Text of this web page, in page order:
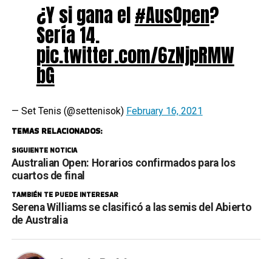
¿Y si gana el#AusOpen?
Sería 14.
pic.twitter.com/6zNjpRMW
bG
— Set Tenis (@settenisok) February 16, 2021
TEMAS RELACIONADOS:
SIGUIENTE NOTICIA
Australian Open: Horarios confirmados para los
cuartos de final
TAMBIÉN TE PUEDE INTERESAR
Serena Williams se clasificó a las semis del Abierto
de Australia